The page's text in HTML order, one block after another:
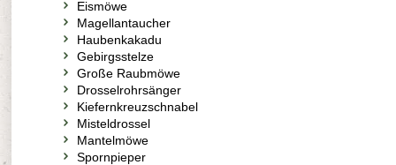
Eismöwe
Magellantaucher
Haubenkakadu
Gebirgsstelze
Große Raubmöwe
Drosselrohrsänger
Kiefernkreuzschnabel
Misteldrossel
Mantelmöwe
Spornpieper